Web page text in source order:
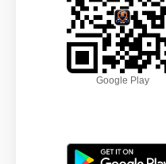
Google Play